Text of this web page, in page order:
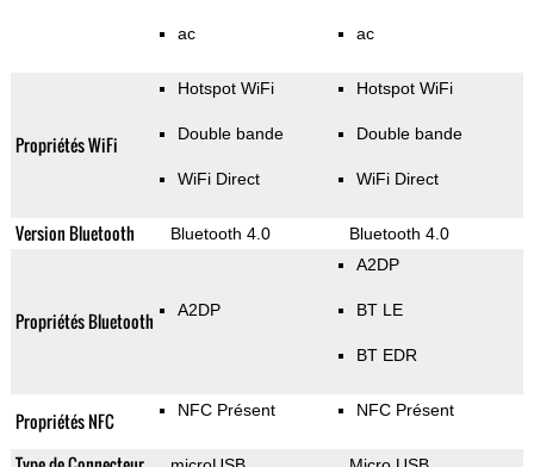
ac ac
Propriétés WiFi
Hotspot WiFi
Double bande
WiFi Direct
Hotspot WiFi
Double bande
WiFi Direct
Version Bluetooth Bluetooth 4.0 Bluetooth 4.0
Propriétés Bluetooth A2DP
A2DP
BT LE
BT EDR
Propriétés NFC NFC Présent NFC Présent